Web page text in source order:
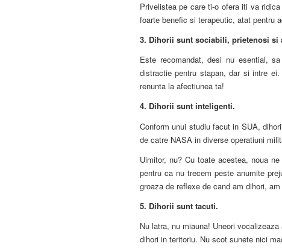
Privelistea pe care ti-o ofera iti va
foarte benefic si terapeutic, atat pentru
3. Dihorii sunt sociabili, prietenosi si
Este recomandat, desi nu esential,
distractie pentru stapan, dar si intre
renunta la afectiunea ta!
4. Dihorii sunt inteligenti.
Conform unui studiu facut in SUA,
de catre NASA in diverse operatiuni
Uimitor, nu? Cu toate acestea, noua
pentru ca nu trecem peste anumite
groaza de reflexe de cand am dihori,
5. Dihorii sunt tacuti.
Nu latra, nu miauna! Uneori
dihori in teritoriu. Nu scot sunete nici